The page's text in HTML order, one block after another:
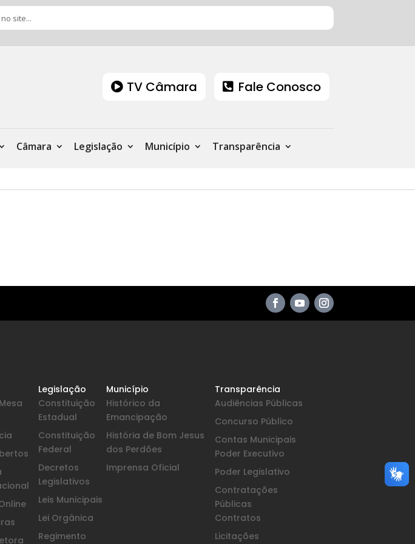
TV Câmara Fale Conosco
Câmara Legislação Município Transparência
Legislação
Constituição
Estadual
Constituição
Federal
Decretos
Legislativos
Leis Municipais
Lei Orgânica
Regimento
Município
Histórico da
Emancipação
História de Bom Jesus
dos Perdões
Imprensa Oficial
Transparência
Audiências Públicas
Concurso Público
Contas Municipais
Poder Executivo
Poder Legislativo
Contratações
Públicas
Contratos
Licitações